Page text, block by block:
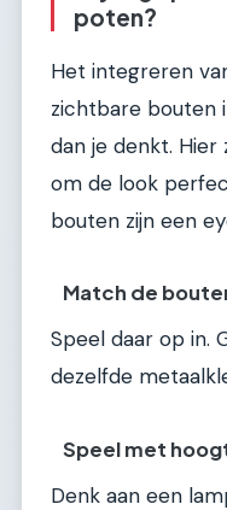
poten?
Het integreren
zichtbare bouten
dan je denkt. Hier
om de look
bouten zijn een
Match de
Speel daar op in.
dezelfde
Speel met
Denk aan een